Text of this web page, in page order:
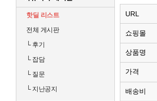
핫딜 리스트
전체 게시판
└후기
└잡담
└질문
└지난공지
URL
쇼핑몰
상품명
가격
배송비